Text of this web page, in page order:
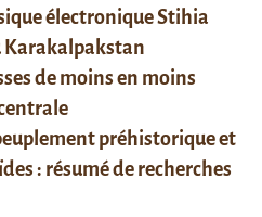
électronique Stihia
Karakalpakstan
de moins en moins
préhistorique et
: résumé de recherches